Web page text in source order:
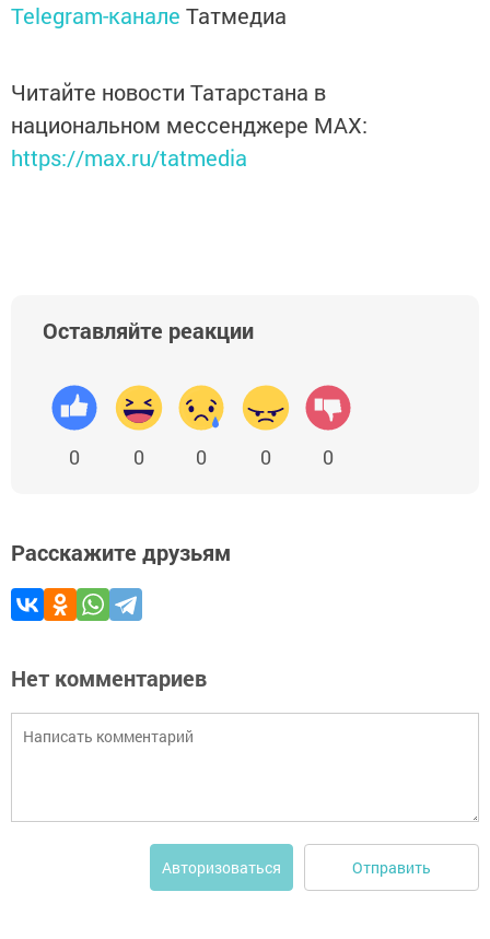
Telegram-канале Татмедиа
Читайте новости Татарстана в
национальном мессенджере MАХ:
https://max.ru/tatmedia
Оставляйте реакции
0 0 0 0 0
Расскажите друзьям
Нет комментариев
Авторизоваться Отправить